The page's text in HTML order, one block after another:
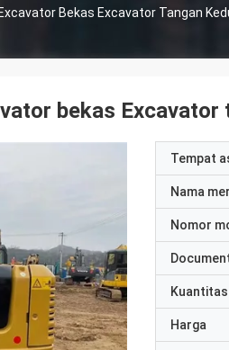
Bekas Excavator Tangan
bekas
Tempat
Nama
Nomor
Harga